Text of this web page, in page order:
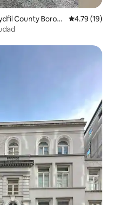
County Borou
Calificación
4.79 (19)